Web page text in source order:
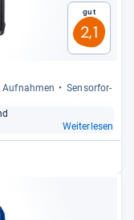
Gut
2,1
Auf­nah­men
Sen­sor­for­
Weiterlesen